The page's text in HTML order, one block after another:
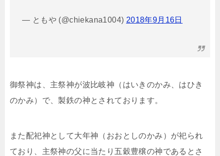
— ともや (@chiekana1004) 2018年9月16日
御祭神は、主祭神が波比岐神（はいきのかみ、はひき
のかみ）で、製鉄の神とされております。
また配祀神として大年神（おおとしのかみ）が祀られ
ており、主祭神の父に当たり五穀豊穣の神であるとさ